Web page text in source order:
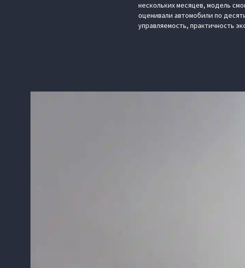
нескольких месяцев, модель
оценивали автомобили по
управляемость, практичность